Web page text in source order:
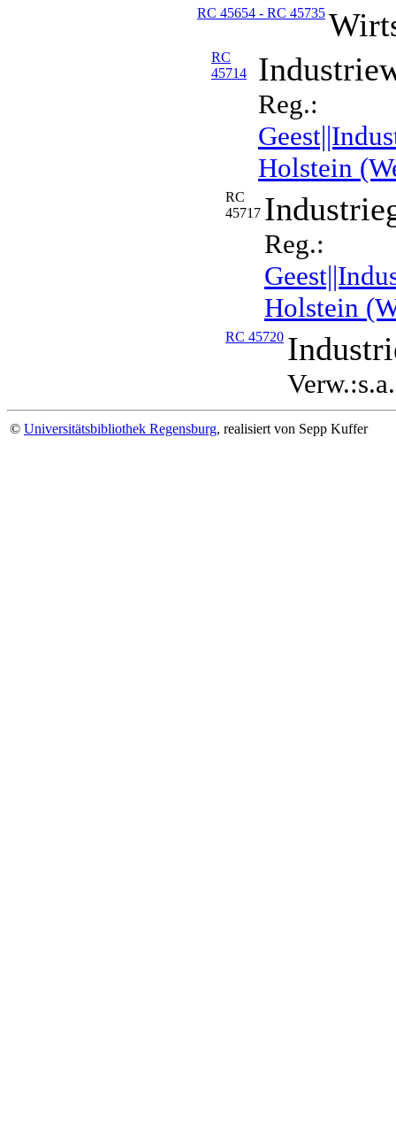
RC 45654 - RC 45735
RC
45714
Reg.:
Holstein
RC
45717
Reg.:
Holstein
RC 45720
© Universitätsbibliothek Regensburg, realisiert von Sepp Kuffer